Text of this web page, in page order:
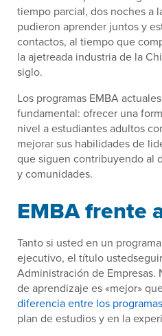
tiempo parcial, dos noches a
pudieron aprender juntos y
contactos, al tiempo que
la ajetreada industria de la
siglo.
Los programas EMBA
fundamental: ofrecer una
nivel a estudiantes adultos
mejorar sus habilidades de
que siguen contribuyendo al
y comunidades.
EMBA frente
Tanto si usted en un
ejecutivo, el título
Administración de Empresas.
de aprendizaje es «mejor»
diferencia entre los programas
plan de estudios y en la